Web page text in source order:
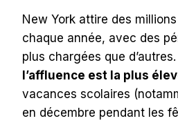
New York attire des
chaque année, avec des
plus chargées que
l’affluence est la plus
vacances scolaires
en décembre pendant les